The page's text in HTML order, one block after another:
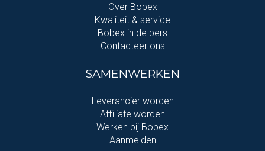
Over Bobex
Kwaliteit & service
Bobex in de pers
Contacteer ons
SAMENWERKEN
Leverancier worden
Affiliate worden
Werken bij Bobex
Aanmelden